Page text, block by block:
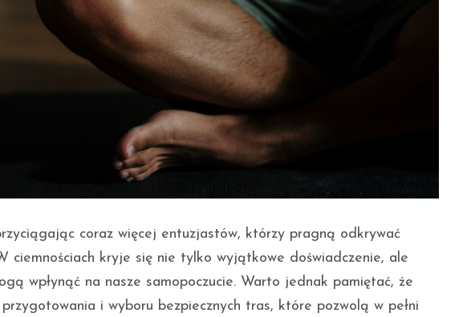
coraz więcej entuzjastów, którzy pragną odkrywać
ciemnościach kryje się nie tylko wyjątkowe doświadczenie, ale
wpłynąć na nasze samopoczucie. Warto jednak pamiętać, że
i wyboru bezpiecznych tras, które pozwolą w pełni